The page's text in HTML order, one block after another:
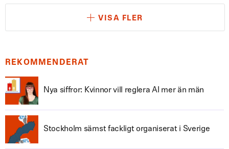
VISA FLER
REKOMMENDERAT
Nya siffror: Kvinnor vill reglera AI mer än män
Stockholm sämst fackligt organiserat i Sverige